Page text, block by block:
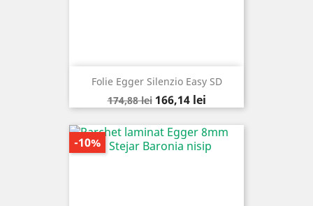
Folie Egger Silenzio Easy SD
Pret
de
baza
174,88 lei Pret
166,14 lei
-10%